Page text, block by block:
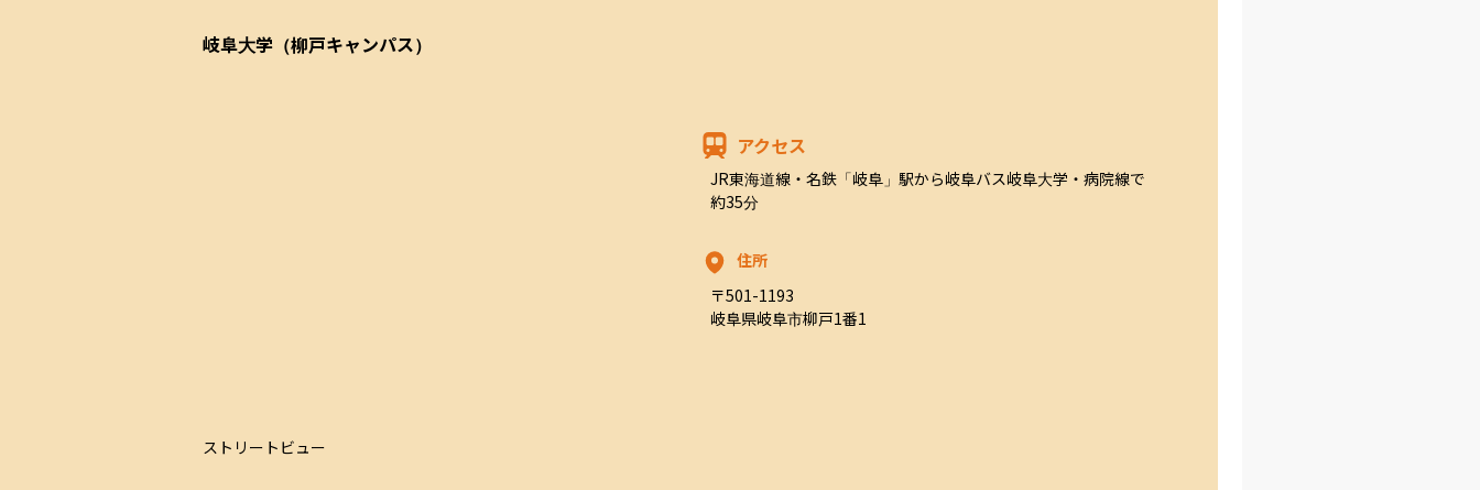
岐阜大学（柳戸キャンパス）
アクセス
JR東海道線・名鉄「岐阜」駅から岐阜バス岐阜大学・病院線で
約35分
住所
〒501-1193
岐阜県岐阜市柳戸1番1
ストリートビュー